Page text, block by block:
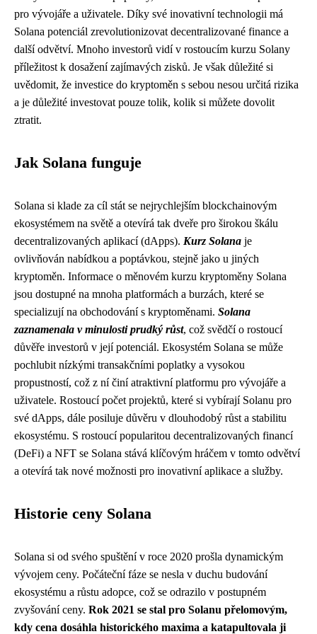
pro vývojáře a uživatele. Díky své inovativní technologii má
Solana potenciál zrevolutionizovat decentralizované finance a
další odvětví. Mnoho investorů vidí v rostoucím kurzu Solany
příležitost k dosažení zajímavých zisků. Je však důležité si
uvědomit, že investice do kryptoměn s sebou nesou určitá rizika
a je důležité investovat pouze tolik, kolik si můžete dovolit
ztratit.
Jak Solana funguje
Solana si klade za cíl stát se nejrychlejším blockchainovým
ekosystémem na světě a otevírá tak dveře pro širokou škálu
decentralizovaných aplikací (dApps). Kurz Solana je
ovlivňován nabídkou a poptávkou, stejně jako u jiných
kryptoměn. Informace o měnovém kurzu kryptoměny Solana
jsou dostupné na mnoha platformách a burzách, které se
specializují na obchodování s kryptoměnami. Solana
zaznamenala v minulosti prudký růst, což svědčí o rostoucí
důvěře investorů v její potenciál. Ekosystém Solana se může
pochlubit nízkými transakčními poplatky a vysokou
propustností, což z ní činí atraktivní platformu pro vývojáře a
uživatele. Rostoucí počet projektů, které si vybírají Solanu pro
své dApps, dále posiluje důvěru v dlouhodobý růst a stabilitu
ekosystému. S rostoucí popularitou decentralizovaných financí
(DeFi) a NFT se Solana stává klíčovým hráčem v tomto odvětví
a otevírá tak nové možnosti pro inovativní aplikace a služby.
Historie ceny Solana
Solana si od svého spuštění v roce 2020 prošla dynamickým
vývojem ceny. Počáteční fáze se nesla v duchu budování
ekosystému a růstu adopce, což se odrazilo v postupném
zvyšování ceny. Rok 2021 se stal pro Solanu přelomovým,
kdy cena dosáhla historického maxima a katapultovala ji